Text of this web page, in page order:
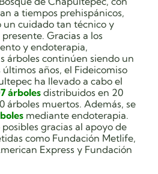
a tiempos prehispánicos,
un cuidado tan técnico y
Gracias a los
y endoterapia,
árboles continúen siendo un
años, el Fideicomiso
ha llevado a cabo el
árboles distribuidos en 20
árboles muertos. Además, se
mediante endoterapia.
gracias al apoyo de
como Fundación Metlife,
Express y Fundación